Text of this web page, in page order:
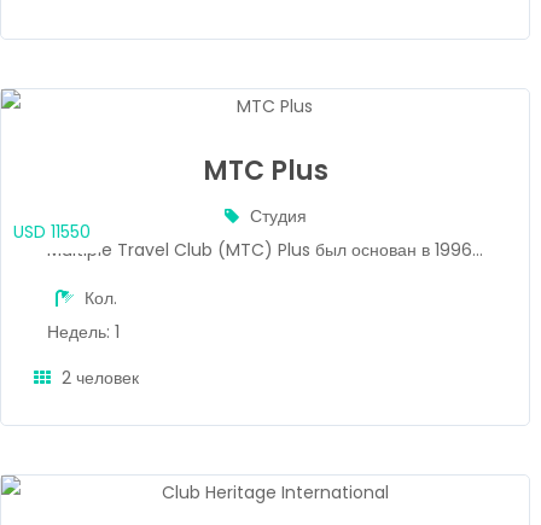
MTC Plus
Студия
Multiple Travel Club (MTC) Plus был основан в 1996...
Кол.
Недель: 1
2 человек
USD 11550